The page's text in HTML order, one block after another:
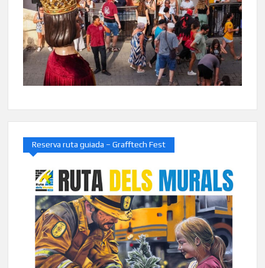
Reserva ruta guiada – Grafftech Fest